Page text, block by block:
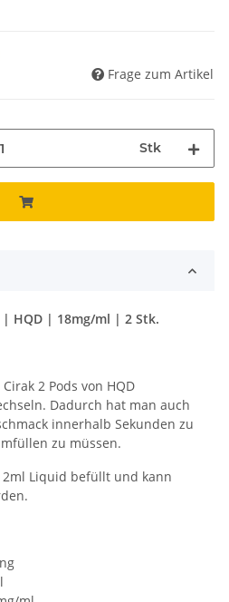
Frage zum Artikel
Stk
| HQD | 18mg/ml | 2 Stk.
2 Pods von HQD
Dadurch hat man auch
innerhalb Sekunden zu
zu müssen.
2ml Liquid befüllt und kann